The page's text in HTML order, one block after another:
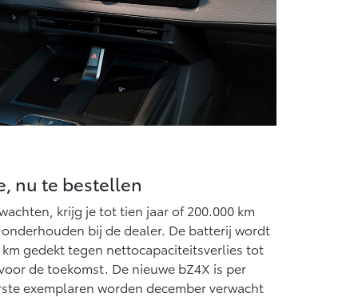
nu te bestellen
krijg je tot tien jaar of 200.000 km
bij de dealer. De batterij wordt
gedekt tegen nettocapaciteitsverlies tot
de toekomst. De nieuwe bZ4X is per
exemplaren worden december verwacht